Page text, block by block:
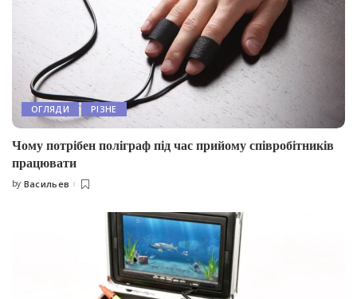
ОГЛЯДИ РІЗНЕ
Чому потрібен поліграф під час прийому співробітників
працювати
Posted
by Васильев